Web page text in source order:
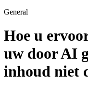
General
Hoe u
uw door AI
inhoud niet